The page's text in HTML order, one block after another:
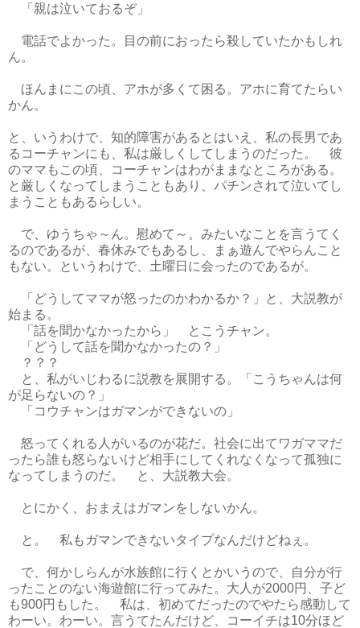
「親は泣いておるぞ」
電話でよかった。目の前におったら殺していたかもしれ
ん。
ほんまにこの頃、アホが多くて困る。アホに育てたらい
かん。
と、いうわけで、知的障害があるとはいえ、私の長男であ
るコーチャンにも、私は厳しくしてしまうのだった。 彼
のママもこの頃、コーチャンはわがままなところがある。
と厳しくなってしまうこともあり、パチンされて泣いてし
まうこともあるらしい。
で、ゆうちゃ～ん。慰めて～。みたいなことを言うてく
るのであるが、春休みでもあるし、まぁ遊んでやらんこと
もない。というわけで、土曜日に会ったのであるが。
「どうしてママが怒ったのかわかるか？」と、大説教が
始まる。
「話を聞かなかったから」 とこうチャン。
「どうして話を聞かなかったの？」
？？？
と、私がいじわるに説教を展開する。「こうちゃんは何
が足らないの？」
「コウチャンはガマンができないの」
怒ってくれる人がいるのが花だ。社会に出てワガママだ
ったら誰も怒らないけど相手にしてくれなくなって孤独に
なってしまうのだ。 と、大説教大会。
とにかく、おまえはガマンをしないかん。
と。 私もガマンできないタイプなんだけどねぇ。
で、何かしらんが水族館に行くとかいうので、自分が行
ったことのない海遊館に行ってみた。大人が2000円、子ど
も900円もした。 私は、初めてだったのでやたら感動して
わーい。わーい。言うてたんだけど、コーイチは10分ほど